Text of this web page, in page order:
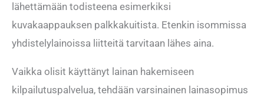
lähettämään todisteena esimerkiksi
kuvakaappauksen palkkakuitista. Etenkin isommissa
yhdistelylainoissa liitteitä tarvitaan lähes aina.
Vaikka olisit käyttänyt lainan hakemiseen
kilpailutuspalvelua, tehdään varsinainen lainasopimus